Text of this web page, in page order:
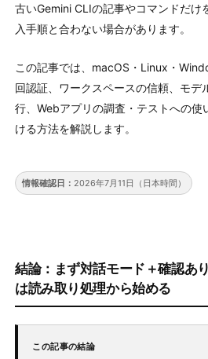
古いGemini CLIの記事やコマンドだけ
入手順と合わない場合があります。
この記事では、macOS・Linux・
回認証、ワークスペースの信頼、モデ
行、Webアプリの調査・テストへの使
ける方法を解説します。
情報確認日： 2026年7月11日（日本時間）
結論：まず対話モード＋確認あ
は読み取り処理から始める
この記事の結論